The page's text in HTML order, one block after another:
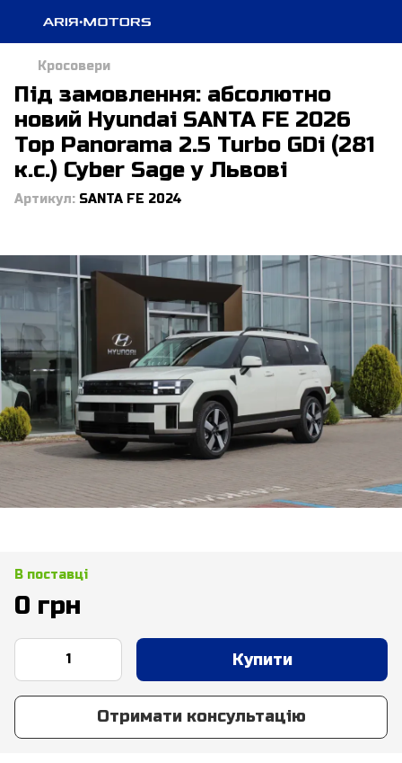
Кросовери
Під замовлення: абсолютно
новий Hyundai SANTA FE 2026
Top Panorama 2.5 Turbo GDi (281
к.с.) Cyber Sage у Львові
Артикул: SANTA FE 2024
В поставці
0 грн
Купити
Отримати консультацію